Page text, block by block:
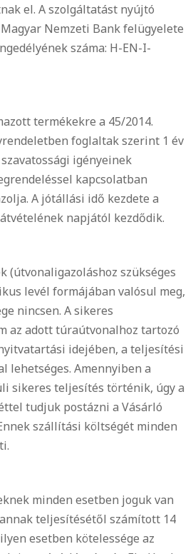
el. A szolgáltatást nyújtó
Nemzeti Bank felügyelete
száma: H-EN-I-
termékekre a 45/2014.
foglaltak szerint 1 év
igényeinek
kapcsolatban
A jótállási idő kezdete a
napjától kezdődik.
(útvonaligazoláshoz szükséges
levél formájában valósul meg,
nincsen. A sikeres
az adott túraútvonalhoz tartozó
idejében, a teljesítési
lehetséges. Amennyiben a
sikeres teljesítés történik, úgy a
tudjuk postázni a Vásárló
szállítási költségét minden
minden esetben joguk van
teljesítésétől számított 14
esetben kötelessége az